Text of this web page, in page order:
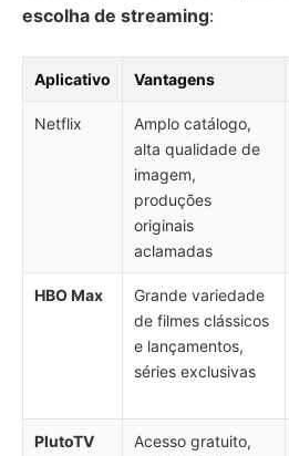
escolha de streaming:
Aplicativo Vantagens
Netflix
Amplo catálogo,
alta qualidade de
imagem,
produções
originais
aclamadas
HBO Max
Grande variedade
de filmes clássicos
e lançamentos,
séries exclusivas
PlutoTV
Acesso gratuito,